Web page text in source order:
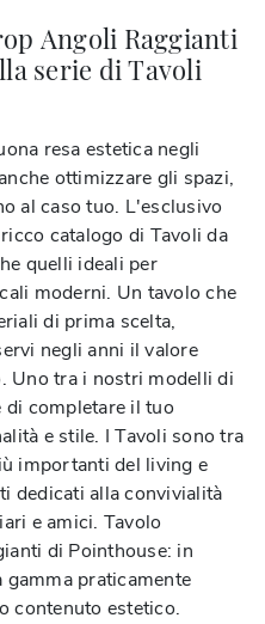
Angoli Raggianti
serie di Tavoli
resa estetica negli
ottimizzare gli spazi,
al caso tuo. L'esclusivo
catalogo di Tavoli da
quelli ideali per
moderni. Un tavolo che
di prima scelta,
negli anni il valore
Uno tra i nostri modelli di
di completare il tuo
e stile. I Tavoli sono tra
importanti del living e
dedicati alla convivialità
e amici. Tavolo
di Pointhouse: in
praticamente
contenuto estetico.